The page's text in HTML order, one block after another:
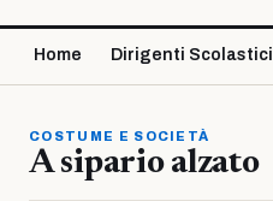
Home Dirigenti Scolastici
COSTUME E SOCIETÀ
A sipario alzato